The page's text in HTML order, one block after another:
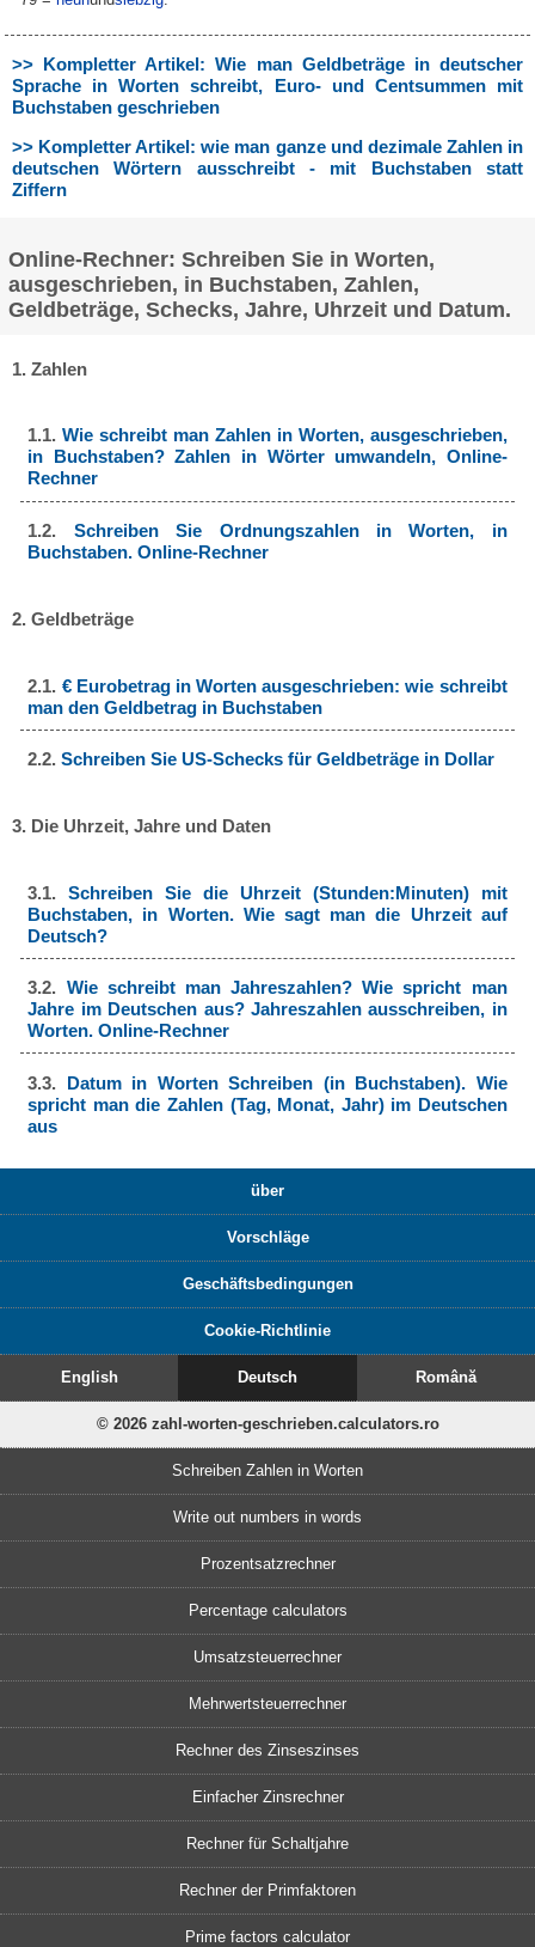
>> Kompletter Artikel: Wie man Geldbeträge in deutscher
Sprache in Worten schreibt, Euro- und Centsummen mit
Buchstaben geschrieben
>> Kompletter Artikel: wie man ganze und dezimale Zahlen in
deutschen Wörtern ausschreibt - mit Buchstaben statt
Ziffern
Online-Rechner: Schreiben Sie in Worten,
ausgeschrieben, in Buchstaben, Zahlen,
Geldbeträge, Schecks, Jahre, Uhrzeit und Datum.
1. Zahlen
1.1.Wie schreibt man Zahlen in Worten, ausgeschrieben,
in Buchstaben? Zahlen in Wörter umwandeln, Online-
Rechner
1.2. Schreiben Sie Ordnungszahlen in Worten, in
Buchstaben. Online-Rechner
2. Geldbeträge
2.1. € Eurobetrag in Worten ausgeschrieben: wie schreibt
man den Geldbetrag in Buchstaben
2.2.Schreiben Sie US-Schecks für Geldbeträge in Dollar
3. Die Uhrzeit, Jahre und Daten
3.1.Schreiben Sie die Uhrzeit (Stunden:Minuten) mit
Buchstaben, in Worten. Wie sagt man die Uhrzeit auf
Deutsch?
3.2. Wie schreibt man Jahreszahlen? Wie spricht man
Jahre im Deutschen aus? Jahreszahlen ausschreiben, in
Worten. Online-Rechner
3.3. Datum in Worten Schreiben (in Buchstaben). Wie
spricht man die Zahlen (Tag, Monat, Jahr) im Deutschen
aus
über
Vorschläge
Geschäftsbedingungen
Cookie-Richtlinie
English Deutsch Română
© 2026 zahl-worten-geschrieben.calculators.ro
Schreiben Zahlen in Worten
Write out numbers in words
Prozentsatzrechner
Percentage calculators
Umsatzsteuerrechner
Mehrwertsteuerrechner
Rechner des Zinseszinses
Einfacher Zinsrechner
Rechner für Schaltjahre
Rechner der Primfaktoren
Prime factors calculator